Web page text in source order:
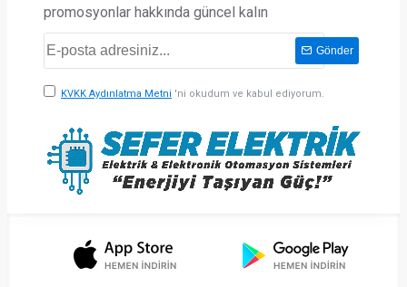
promosyonlar hakkında güncel kalın
Gönder
KVKK Aydınlatma Metni 'ni okudum ve kabul ediyorum.